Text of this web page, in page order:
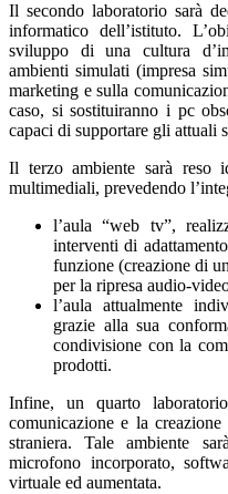
Il secondo laboratorio sarà
informatico dell’istituto.
sviluppo di una cultura
ambienti simulati (impresa
marketing e sulla
caso, si sostituiranno i pc
capaci di supportare gli attuali
Il terzo ambiente sarà reso
multimediali, prevedendo
l’aula “web tv”,
interventi di
funzione (creazione di
per la ripresa audio-
l’aula attualmente
grazie alla sua
condivisione con la
prodotti.
Infine, un quarto
comunicazione e la
straniera. Tale ambiente
microfono incorporato,
virtuale ed aumentata.